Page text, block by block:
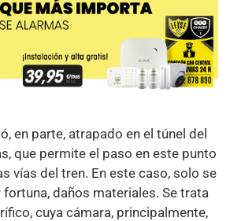
en parte, atrapado en el túnel del
que permite el paso en este punto
vías del tren. En este caso, solo se
daños materiales. Se trata
cuya cámara, principalmente,